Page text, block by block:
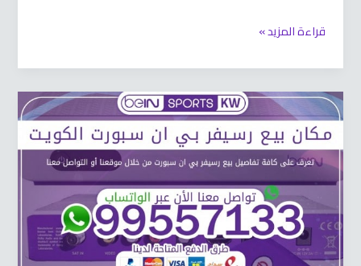
قراءة المزيد »
مكان
بيع
رسيفر
بي
ان
سبورت
66633738
الكويت